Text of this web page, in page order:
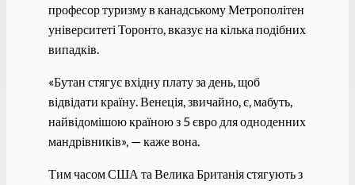
професор туризму в канадському Метрополітен
університеті Торонто, вказує на кілька подібних
випадків.
«Бутан стягує вхідну плату за день, щоб
відвідати країну. Венеція, звичайно, є, мабуть,
найвідомішою країною з 5 євро для одноденних
мандрівників», — каже вона.
Тим часом США та Велика Британія стягують з